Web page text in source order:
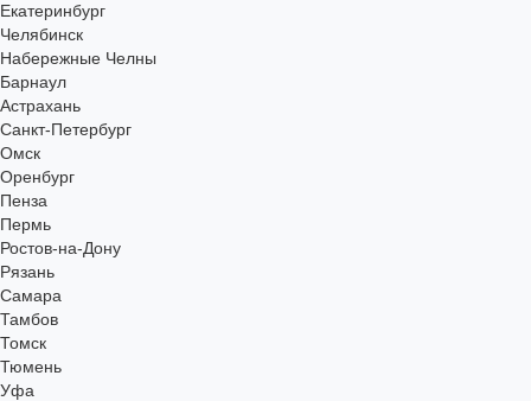
Екатеринбург
Челябинск
Набережные Челны
Барнаул
Астрахань
Санкт-Петербург
Омск
Оренбург
Пенза
Пермь
Ростов-на-Дону
Рязань
Самара
Тамбов
Томск
Тюмень
Уфа